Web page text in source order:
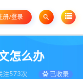
册/登录
怎么办
注573次 已收录